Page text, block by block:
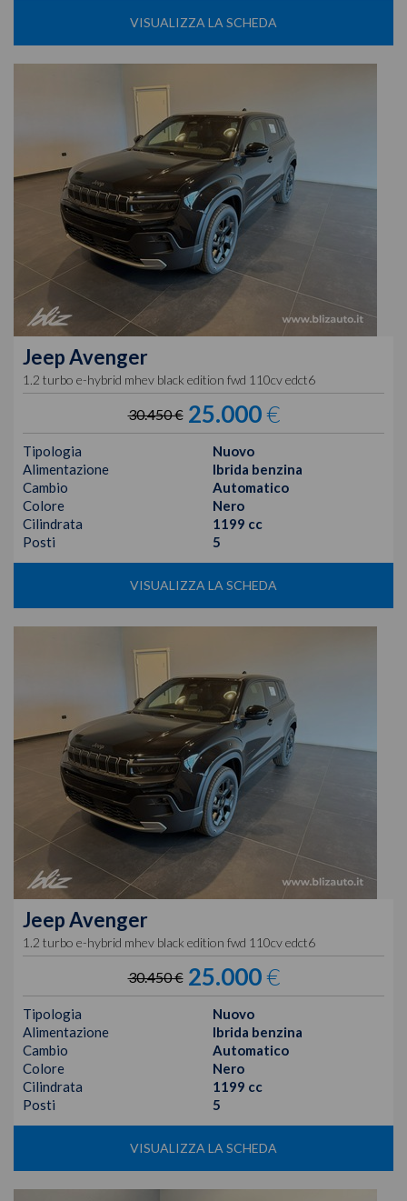
VISUALIZZA LA SCHEDA
JeepAvenger
1.2 turbo e-hybrid mhev black edition fwd 110cv edct6
30.450 € 25.000€
Tipologia
Nuovo
Alimentazione
Ibrida benzina
Cambio
Automatico
Colore
Nero
Cilindrata
1199 cc
Posti
5
VISUALIZZA LA SCHEDA
JeepAvenger
1.2 turbo e-hybrid mhev black edition fwd 110cv edct6
30.450 € 25.000€
Tipologia
Nuovo
Alimentazione
Ibrida benzina
Cambio
Automatico
Colore
Nero
Cilindrata
1199 cc
Posti
5
VISUALIZZA LA SCHEDA